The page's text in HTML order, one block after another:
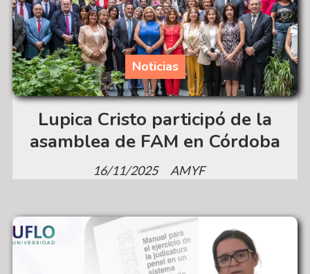
Lupica Cristo participó de la
asamblea de FAM en Córdoba
AMYF
Noticias
16/11/2025